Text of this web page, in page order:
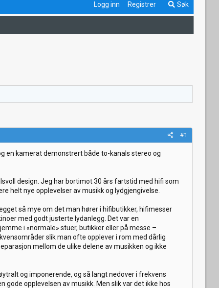
Logg inn Registrer Søk
#1
en kamerat demonstrert både to-kanals stereo og
design. Jeg har bortimot 30 års fartstid med hifi som
helt nye opplevelser av musikk og lydgjengivelse.
så mye om det man hører i hifibutikker, hifimesser
med godt justerte lydanlegg. Det var en
i «normale» stuer, butikker eller på messe –
slik man ofte opplever i rom med dårlig
mellom de ulike delene av musikken og ikke
og imponerende, og så langt nedover i frekvens
opplevelsen av musikk. Men slik var det ikke hos